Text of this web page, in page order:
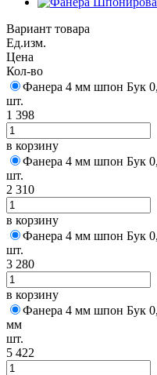
Вариант товара
Ед.изм.
Цена
Кол-во
Фанера 4 мм шпон Бук
шт.
1 398
в корзину
Фанера 4 мм шпон Бук
шт.
2 310
в корзину
Фанера 4 мм шпон Бук
шт.
3 280
в корзину
Фанера 4 мм шпон Бук
мм
шт.
5 422